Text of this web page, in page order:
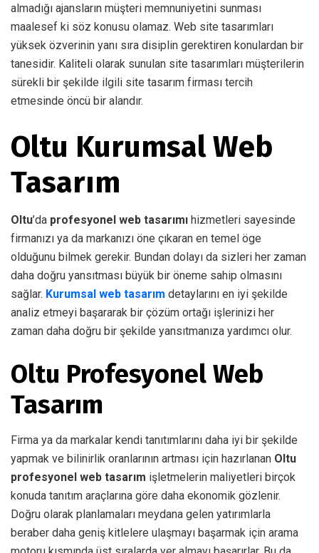
almadığı ajansların müşteri memnuniyetini sunması
maalesef ki söz konusu olamaz. Web site tasarımları
yüksek özverinin yanı sıra disiplin gerektiren konulardan bir
tanesidir. Kaliteli olarak sunulan site tasarımları müşterilerin
sürekli bir şekilde ilgili site tasarım firması tercih
etmesinde öncü bir alandır.
Oltu Kurumsal Web
Tasarım
Oltu’da profesyonel web tasarımı hizmetleri sayesinde
firmanızı ya da markanızı öne çıkaran en temel öge
olduğunu bilmek gerekir. Bundan dolayı da sizleri her zaman
daha doğru yansıtması büyük bir öneme sahip olmasını
sağlar. Kurumsal web tasarım detaylarını en iyi şekilde
analiz etmeyi başararak bir çözüm ortağı işlerinizi her
zaman daha doğru bir şekilde yansıtmanıza yardımcı olur.
Oltu Profesyonel Web
Tasarım
Firma ya da markalar kendi tanıtımlarını daha iyi bir şekilde
yapmak ve bilinirlik oranlarının artması için hazırlanan Oltu
profesyonel web tasarım işletmelerin maliyetleri birçok
konuda tanıtım araçlarına göre daha ekonomik gözlenir.
Doğru olarak planlamaları meydana gelen yatırımlarla
beraber daha geniş kitlelere ulaşmayı başarmak için arama